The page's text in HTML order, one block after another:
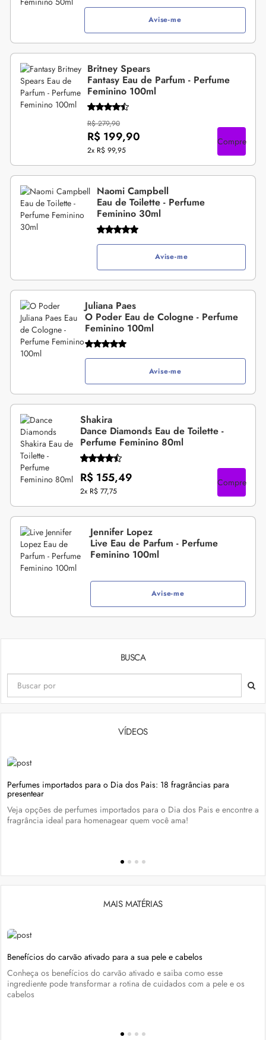
Avise-me
Britney Spears
Fantasy Eau de Parfum - Perfume
Feminino 100ml
R$ 279,90
R$ 199,90
2x R$ 99,95
Compre
Naomi Campbell
Eau de Toilette - Perfume
Feminino 30ml
Avise-me
Juliana Paes
O Poder Eau de Cologne - Perfume
Feminino 100ml
Avise-me
Shakira
Dance Diamonds Eau de Toilette -
Perfume Feminino 80ml
R$ 155,49
2x R$ 77,75
Compre
Jennifer Lopez
Live Eau de Parfum - Perfume
Feminino 100ml
Avise-me
BUSCA
VÍDEOS
Perfumes importados para o Dia dos Pais: 18 fragrâncias para
presentear
Veja opções de perfumes importados para o Dia dos Pais e encontre a
fragrância ideal para homenagear quem você ama!
MAIS MATÉRIAS
Benefícios do carvão ativado para a sua pele e cabelos
Conheça os benefícios do carvão ativado e saiba como esse
ingrediente pode transformar a rotina de cuidados com a pele e os
cabelos